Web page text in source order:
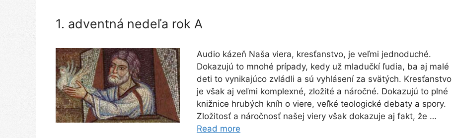
1. adventná nedeľa rok A
Audio kázeň Naša viera, kresťanstvo, je veľmi jednoduché.
Dokazujú to mnohé prípady, kedy už mladučkí ľudia, ba aj malé
deti to vynikajúco zvládli a sú vyhlásení za svätých. Kresťanstvo
je však aj veľmi komplexné, zložité a náročné. Dokazujú to plné
knižnice hrubých kníh o viere, veľké teologické debaty a spory.
Zložitosť a náročnosť našej viery však dokazuje aj fakt, že …
Read more